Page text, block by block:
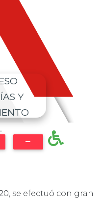
Y
se efectuó con gran